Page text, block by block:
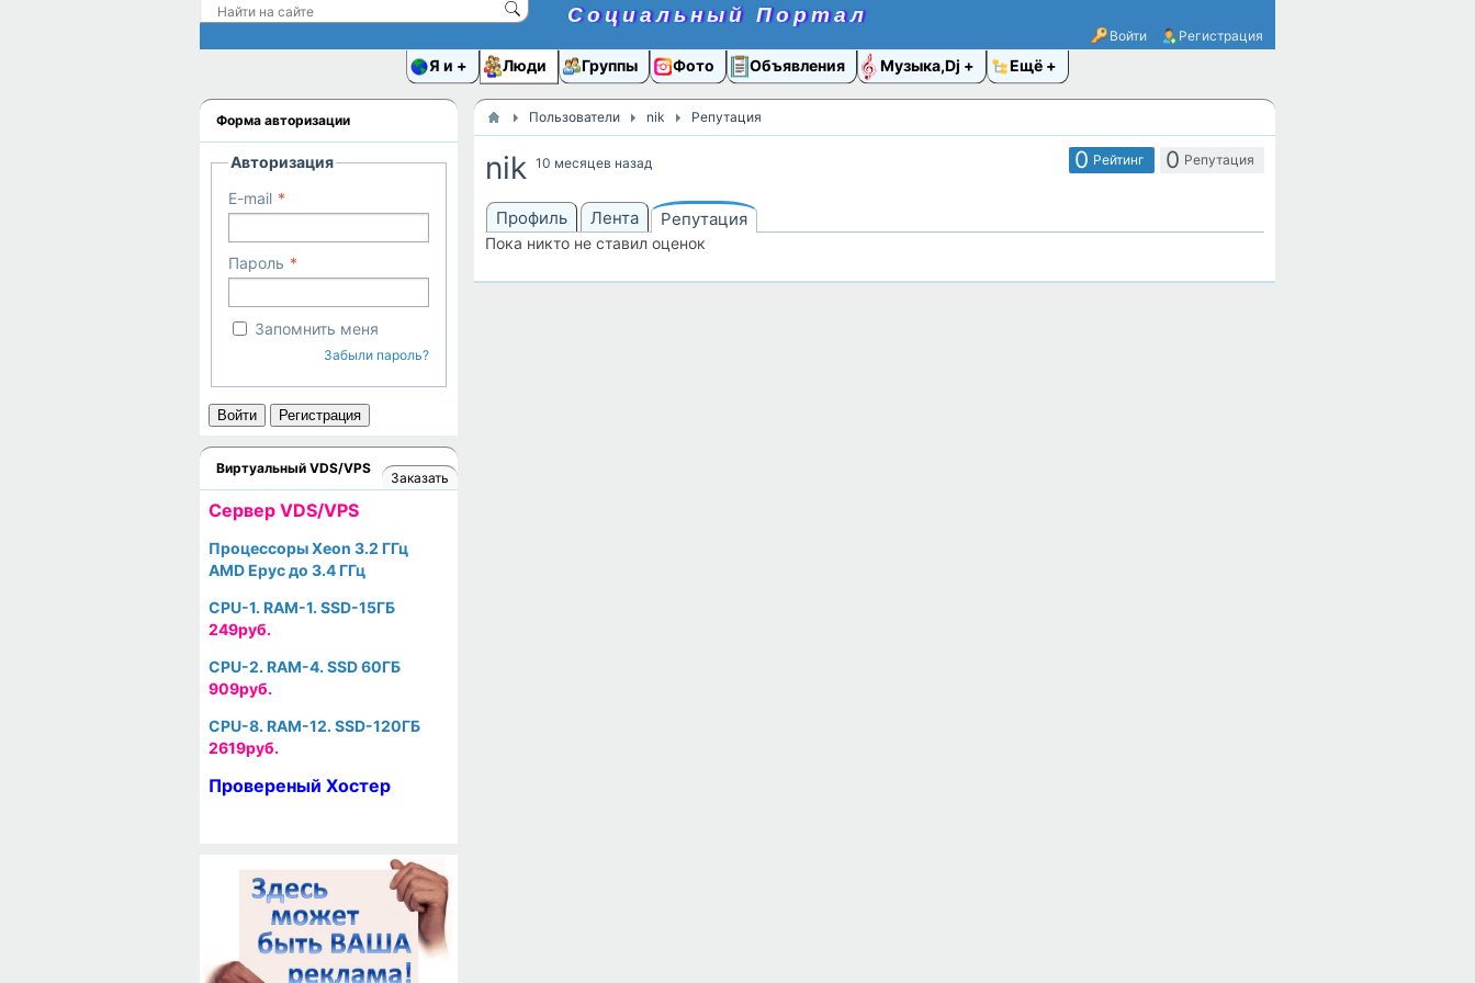
Социальный Портал
Войти Регистрация
Я и Люди Группы Фото Объявления Музыка,Dj Ещё
Пользователи nik Репутация
nik 10 месяцев назад 0 Репутация
0 Рейтинг
Профиль Лента Репутация
Пока никто не ставил оценок
Форма авторизации
Авторизация
E-mail
Пароль
Запомнить меня
Забыли пароль?
Войти Регистрация
Виртуальный VDS/VPS
Заказать
Cервер VDS/VPS
Процессоры Xeon 3.2 ГГц
AMD Epyc до 3.4 ГГц
CPU-1. RAM-1. SSD-15ГБ
249руб.
CPU-2. RAM-4. SSD 60ГБ
909руб.
CPU-8. RAM-12. SSD-120ГБ
2619руб.
Провереный Хостер